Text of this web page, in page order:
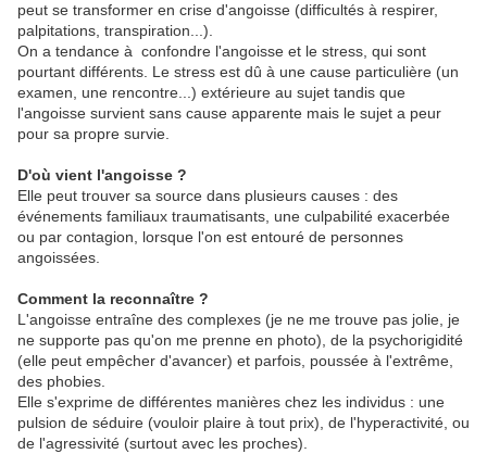
peut se transformer en crise d'angoisse (difficultés à respirer,
palpitations, transpiration...).
On a tendance à confondre l'angoisse et le stress, qui sont
pourtant différents. Le stress est dû à une cause particulière (un
examen, une rencontre...) extérieure au sujet tandis que
l'angoisse survient sans cause apparente mais le sujet a peur
pour sa propre survie.
D'où vient l'angoisse ?
Elle peut trouver sa source dans plusieurs causes : des
événements familiaux traumatisants, une culpabilité exacerbée
ou par contagion, lorsque l'on est entouré de personnes
angoissées.
Comment la reconnaître ?
L'angoisse entraîne des complexes (je ne me trouve pas jolie, je
ne supporte pas qu'on me prenne en photo), de la psychorigidité
(elle peut empêcher d'avancer) et parfois, poussée à l'extrême,
des phobies.
Elle s'exprime de différentes manières chez les individus : une
pulsion de séduire (vouloir plaire à tout prix), de l'hyperactivité, ou
de l'agressivité (surtout avec les proches).